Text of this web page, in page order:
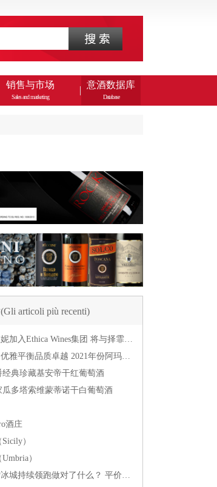
销售与市场
Sales and marketing
意酒数据库
Database
articoli più recenti)
行业 | 蒂维妮加入Ethica Wines集团 将与择霏罗共拓中国市场
法定产区 | 优雅平衡品质卓越 2021年份阿玛罗尼Amarone全球预品会落幕
典珍藏基安帝干红葡萄酒
多塔索维蒙蒂诺干白葡萄酒
酒庄
）
）
观点 | 蜜雪冰城持续领跑做对了什么？ 平价下沉或是酒商破